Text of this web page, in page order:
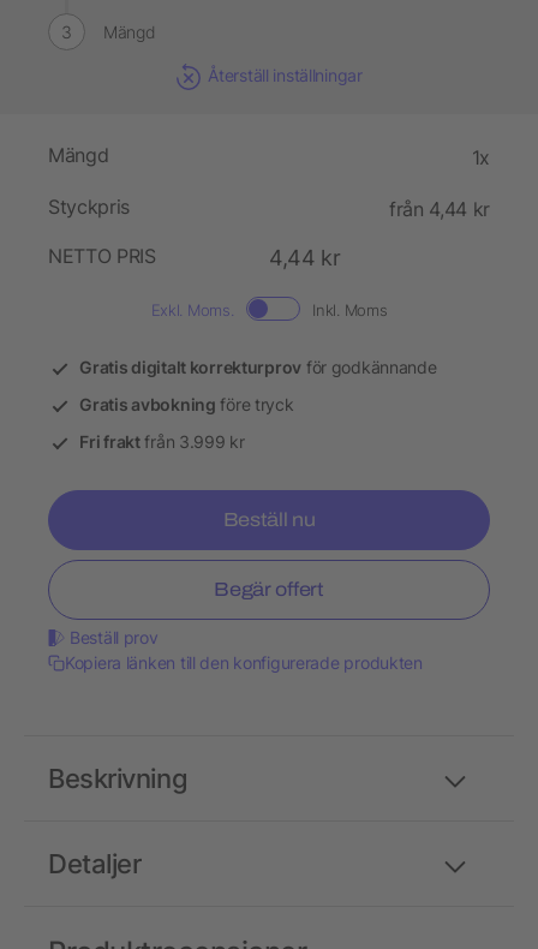
Mängd
Återställ inställningar
Mängd 1x
Styckpris
från 4,44 kr
NETTO PRIS
4,44 kr
Exkl. Moms. Inkl. Moms
Gratis digitalt korrekturprov för godkännande
Gratis avbokning före tryck
Fri fraktfrån 3.999 kr
Beställ nu
Begär offert
Beställ prov
Kopiera länken till den konfigurerade produkten
Detaljer
Beskrivning